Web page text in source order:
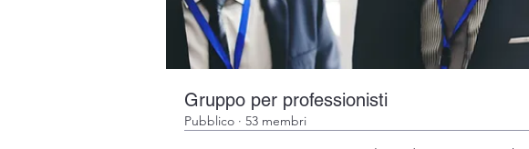
Gruppo per professionisti
Pubblico · 53 membri